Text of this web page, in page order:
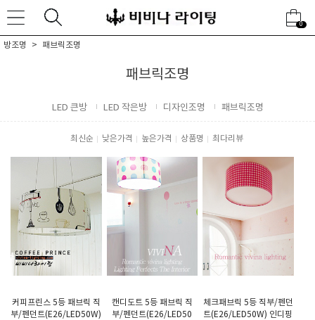
0
방조명 패브릭조명
패브릭조명
LED 큰방 LED 작은방 디자인조명 패브릭조명
최신순 낮은가격 높은가격 상품명 최다리뷰
커피프린스 5등 패브릭 직
부/펜던트(E26/LED50W)
캔디도트 5등 패브릭 직
부/펜던트(E26/LED50
체크패브릭 5등 직부/펜던
트(E26/LED50W) 인디핑